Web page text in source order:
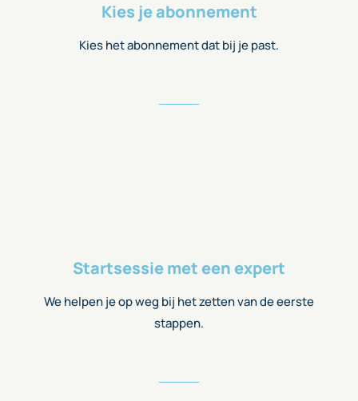
Kies je abonnement
Kies het abonnement dat bij je past.
Startsessie met een expert
We helpen je op weg bij het zetten van de eerste
stappen.